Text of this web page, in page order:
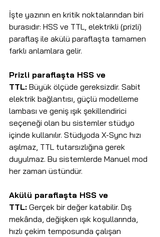
İşte yazının en kritik noktalarından biri
burasıdır: HSS ve TTL, elektrikli (prizli)
paraflaş ile akülü paraflaşta tamamen
farklı anlamlara gelir.
Prizli paraflaşta HSS ve
TTL: Büyük ölçüde gereksizdir. Sabit
elektrik bağlantısı, güçlü modelleme
lambası ve geniş ışık şekillendirici
seçeneği olan bu sistemler stüdyo
içinde kullanılır. Stüdyoda X-Sync hızı
aşılmaz, TTL tutarsızlığına gerek
duyulmaz. Bu sistemlerde Manuel mod
her zaman üstündür.
Akülü paraflaşta HSS ve
TTL: Gerçek bir değer katabilir. Dış
mekânda, değişken ışık koşullarında,
hızlı çekim temposunda çalışan